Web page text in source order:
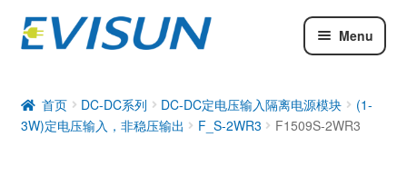
Menu
DC-DC系列
工业通信模块
首页 DC-DC系列 DC-DC定电压输入隔离电源模块
(1-
3W)定电压输入，非稳压输出
F_S-2WR3 F1509S-2WR3